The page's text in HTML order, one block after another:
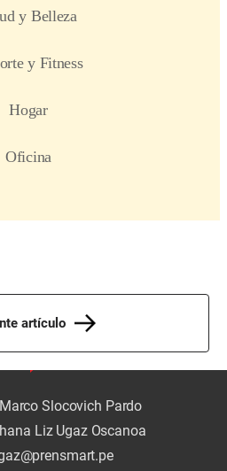
artículo
Slocovich Pardo
Liz Ugaz Oscanoa